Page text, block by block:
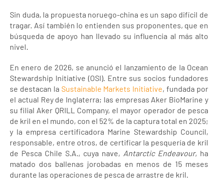
Sin duda, la propuesta noruego-china es un sapo difícil de
tragar. Así también lo entienden sus proponentes, que en
búsqueda de apoyo han llevado su influencia al más alto
nivel.
En enero de 2026, se anunció el lanzamiento de la Ocean
Stewardship Initiative (OSI). Entre sus socios fundadores
se destacan la Sustainable Markets Initiative, fundada por
el actual Rey de Inglaterra; las empresas Aker BioMarine y
su filial Aker QRILL Company, el mayor operador de pesca
de kril en el mundo, con el 52% de la captura total en 2025;
y la empresa certificadora Marine Stewardship Council,
responsable, entre otros, de certificar la pesquería de kril
de Pesca Chile S.A., cuya nave, Antarctic Endeavour, ha
matado dos ballenas jorobadas en menos de 15 meses
durante las operaciones de pesca de arrastre de kril.